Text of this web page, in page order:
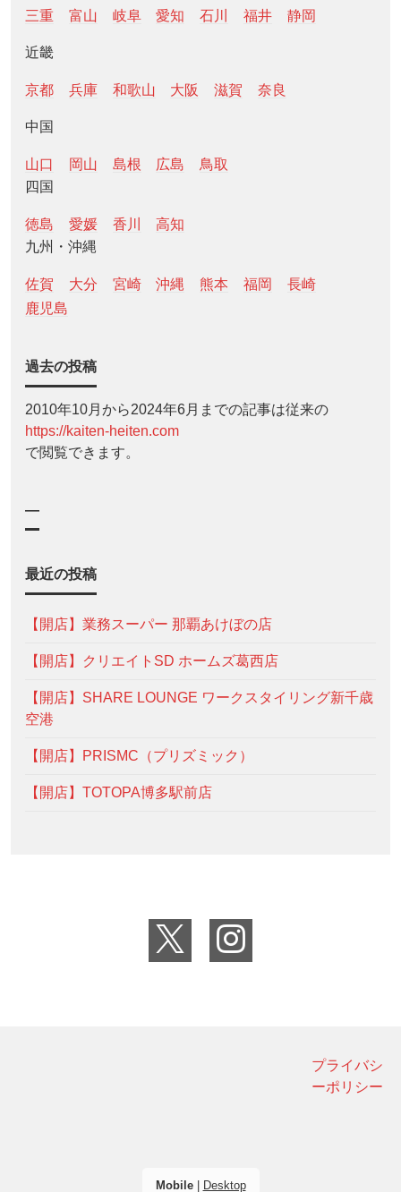
三重 富山 岐阜 愛知 石川 福井 静岡
近畿
京都 兵庫 和歌山 大阪 滋賀 奈良
中国
山口 岡山 島根 広島
鳥取
四国
徳島 愛媛 香川
高知
九州・沖縄
佐賀 大分 宮崎 沖縄 熊本 福岡
長崎
鹿児島
過去の投稿
2010年10月から2024年6月までの記事は従来の
https://kaiten-heiten.com
で閲覧できます。
—
最近の投稿
【開店】業務スーパー 那覇あけぼの店
【開店】クリエイトSD ホームズ葛西店
【開店】SHARE LOUNGE ワークスタイリング新千歳
空港
【開店】PRISMC（プリズミック）
【開店】TOTOPA博多駅前店
プライバシ
ーポリシー
Mobile| Desktop